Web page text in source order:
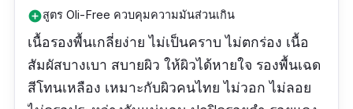
add_circleสูตร Oli-Free ควบคุมความมันส่วนเกิน
เนื้อรองพื้นเกลี่ยง่าย ไม่เป็นคราบ ไม่ตกร่อง เนื้อ
สัมผัสบางเบา สบายผิว ให้ผิวได้หายใจ รองพื้นเฉด
สีโทนเหลือง เหมาะกับผิวคนไทย ไม่วอก ไม่ลอย